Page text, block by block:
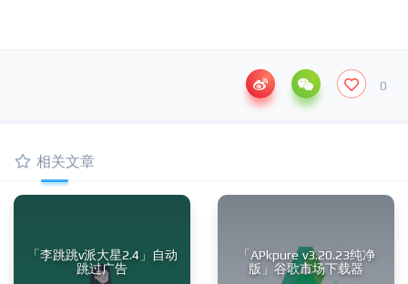
0
相关文章
「李跳跳v派大星2.4」自动
跳过广告
「APkpure v3.20.23纯净
版」谷歌市场下载器